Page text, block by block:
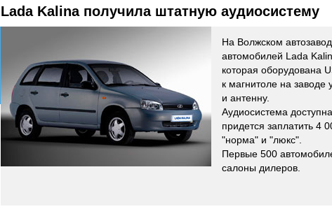
Lada Kalina получила штатную аудиосистему
На Волжском
автомобилей Lada
которая оборудована
к магнитоле на заводе
и антенну.
Аудиосистема
придется заплатить 4
"норма" и "люкс".
Первые 500
салоны дилеров.